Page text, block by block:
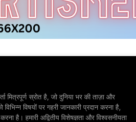
स्रोत है, जो दुनिया भर की ताज़ा और
विषयों पर गहरी जानकारी प्रदान करना है,
है। हमारी अद्वितीय विशेषज्ञता और विश्वसनीयता